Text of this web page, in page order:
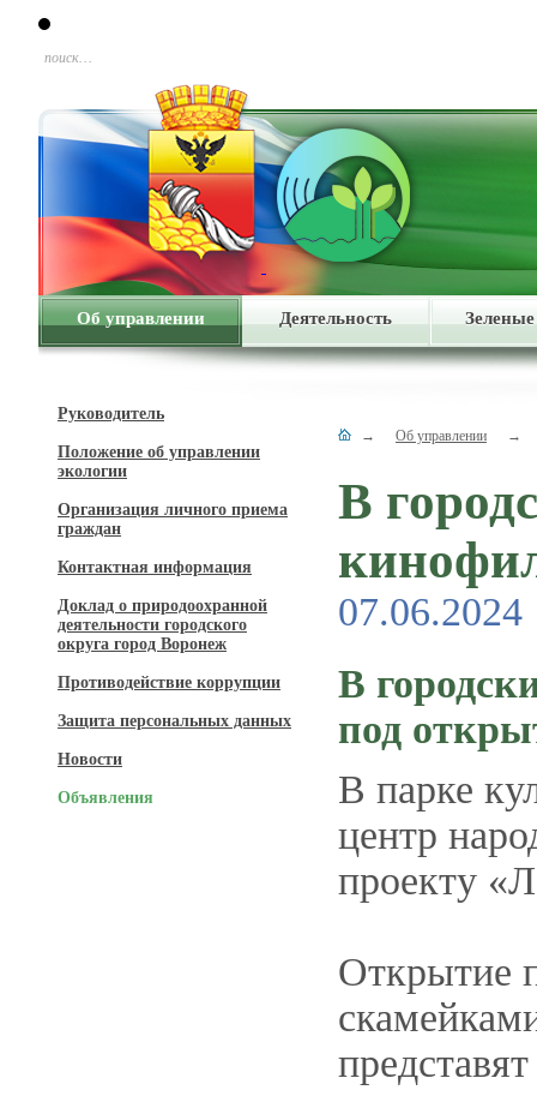
поиск…
Об управлении Деятельность
Руководитель
Положение об управлении
экологии
Организация личного приема
граждан
Контактная информация
Доклад о природоохранной
деятельности городского
округа город Воронеж
Противодействие коррупции
Защита персональных данных
Новости
Объявления
→ Об управлении →
В
07.06.2024
В
под
В парке
центр
проекту
Открытие